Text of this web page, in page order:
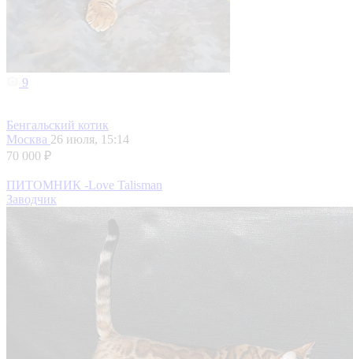
9
Бенгальский котик
Москва 26 июля, 15:14
70 000 ₽
ПИТОМНИК -Love Talisman
Заводчик